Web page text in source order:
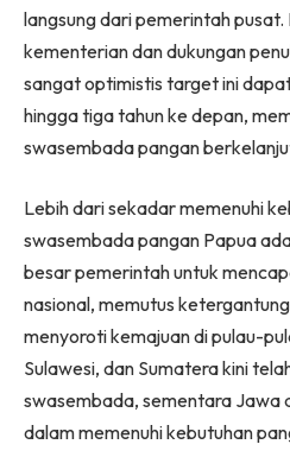
langsung dari pemerintah
kementerian dan dukungan
sangat optimistis target ini
hingga tiga tahun ke depan,
swasembada pangan
Lebih dari sekadar memenuhi
swasembada pangan Papua
besar pemerintah untuk
nasional, memutus
menyoroti kemajuan di pulau-
Sulawesi, dan Sumatera kini
swasembada, sementara Jawa
dalam memenuhi kebutuhan